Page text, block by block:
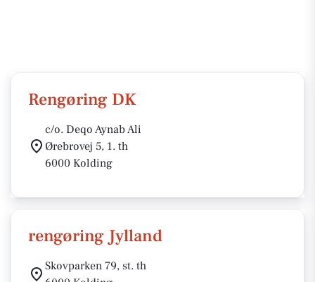
Rengøring DK
c/o. Deqo Aynab Ali
Ørebrovej 5, 1. th
6000 Kolding
rengøring Jylland
Skovparken 79, st. th